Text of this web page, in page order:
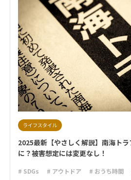
ライフスタイル
2025最新【やさしく解説】南海ト
に？被害想定には変更なし！
# SDGs # アウトドア # おうち時間